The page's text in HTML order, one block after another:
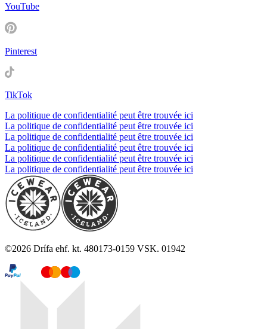
YouTube
Pinterest
TikTok
La politique de confidentialité peut être trouvée ici
La politique de confidentialité peut être trouvée ici
La politique de confidentialité peut être trouvée ici
La politique de confidentialité peut être trouvée ici
La politique de confidentialité peut être trouvée ici
La politique de confidentialité peut être trouvée ici
©2026 Drífa ehf. kt. 480173-0159 VSK. 01942